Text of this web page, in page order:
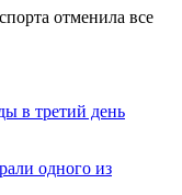
в третий день
одного из